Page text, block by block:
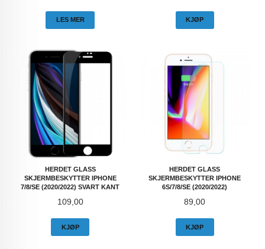
LES MER KJØP
HERDET GLASS
SKJERMBESKYTTER IPHONE
7/8/SE (2020/2022) SVART KANT
Pris
109,00
KJØP
HERDET GLASS
SKJERMBESKYTTER IPHONE
6S/7/8/SE (2020/2022)
Pris
89,00
KJØP